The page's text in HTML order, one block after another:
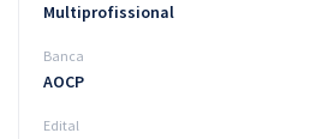
Multiprofissional
Banca
AOCP
Edital